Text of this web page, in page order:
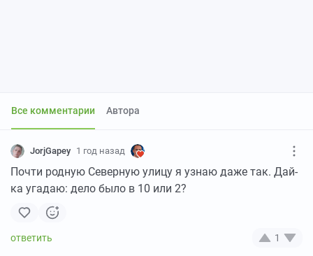
Все комментарии Автора
JorjGapey 1 год назад
Почти родную Северную улицу я узнаю даже так. Дай-
ка угадаю: дело было в 10 или 2?
1